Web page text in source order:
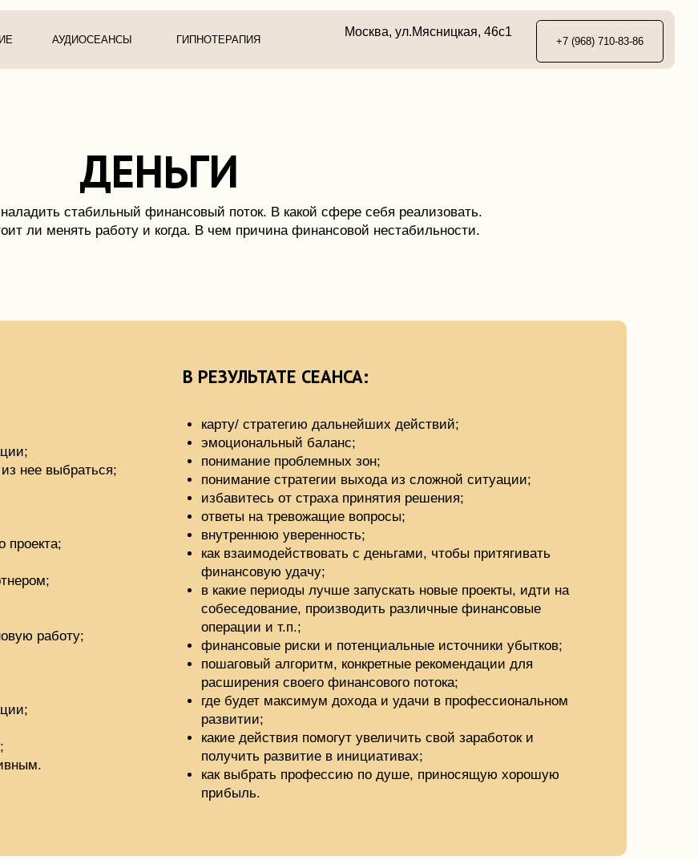
АУДИОСЕАНСЫ ГИПНОТЕРАПИЯ
Москва, ул.Мясницкая, 46с1
+7 (968) 710-83-86
ДЕНЬГИ
стабильный финансовый поток. В какой сфере себя реализовать.
работу и когда. В чем причина финансовой нестабильности.
карту/ стратегию дальнейших действий;
понимание стратегии выхода из сложной ситуации;
избавитесь от страха принятия решения;
ответы на тревожащие вопросы;
внутреннюю уверенность;
как взаимодействовать с деньгами, чтобы притягивать
финансовую удачу;
в какие периоды лучше запускать новые проекты, идти на
собеседование, производить различные финансовые
операции и т.п.;
финансовые риски и потенциальные источники убытков;
пошаговый алгоритм, конкретные рекомендации для
расширения своего финансового потока;
где будет максимум дохода и удачи в профессиональном
развитии;
какие действия помогут увеличить свой заработок и
получить развитие в инициативах;
как выбрать профессию по душе, приносящую хорошую